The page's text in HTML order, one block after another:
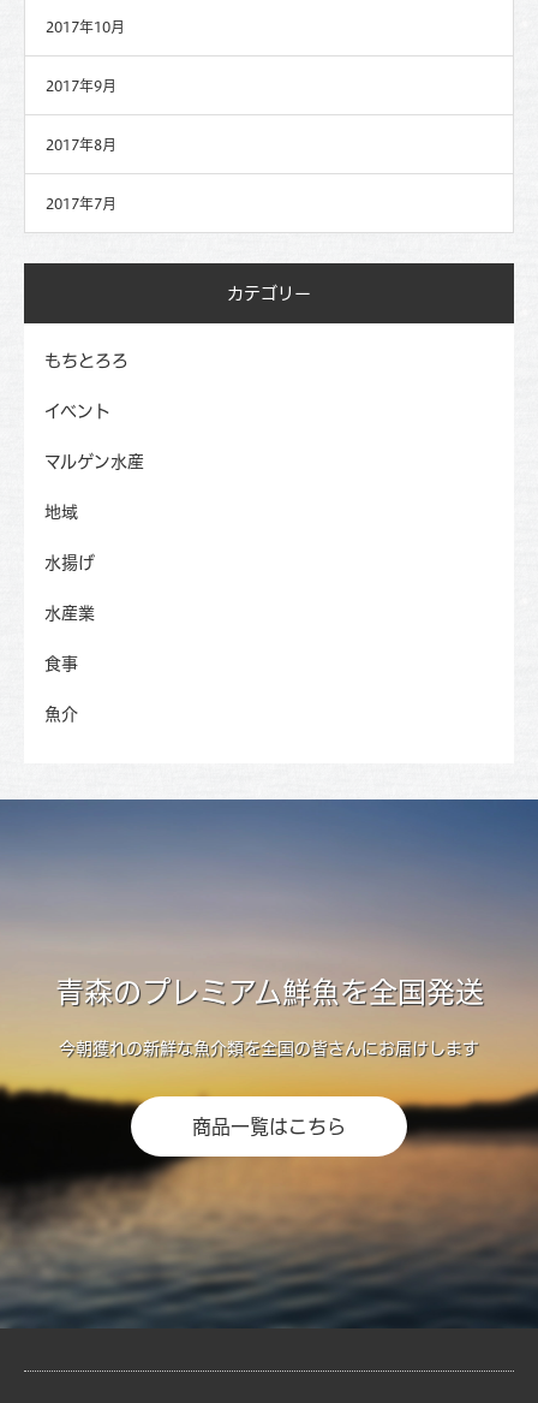
2017年10月
2017年9月
2017年8月
2017年7月
カテゴリー
もちとろろ
イベント
マルゲン水産
地域
水揚げ
水産業
食事
魚介
青森のプレミアム鮮魚を全国発送
今朝獲れの新鮮な魚介類を全国の皆さんにお届けします
商品一覧はこちら